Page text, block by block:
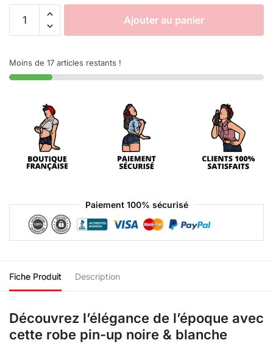
Ajouter au panier
Moins de 17 articles restants !
Paiement 100% sécurisé
Fiche Produit Description
Découvrez l’élégance de l’époque avec
cette robe pin-up noire & blanche